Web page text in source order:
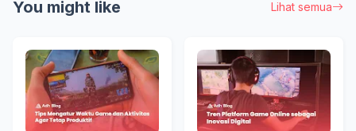
You might like Lihat semua